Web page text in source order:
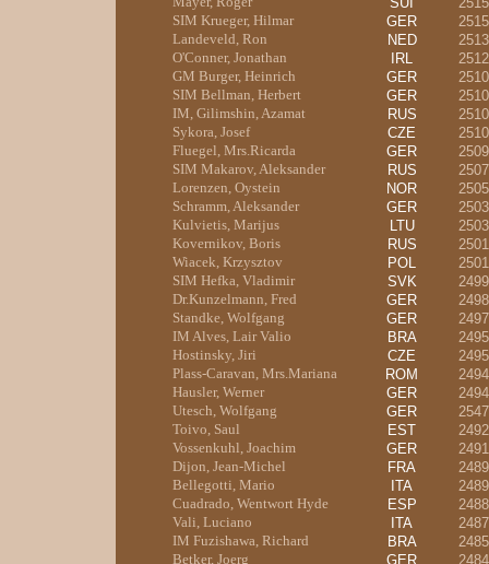
SIM Krueger, Hilmar
GER
2515
Landeveld, Ron
NED
2513
O'Conner, Jonathan
IRL
2512
GM Burger, Heinrich
GER
2510
SIM Bellman, Herbert
GER
2510
IM, Gilimshin, Azamat
RUS
2510
Sykora, Josef
CZE
2510
Fluegel, Mrs.Ricarda
GER
2509
SIM Makarov, Aleksander
RUS
2507
Lorenzen, Oystein
NOR
2505
Schramm, Aleksander
GER
2503
Kulvietis, Marijus
LTU
2503
Kovernikov, Boris
RUS
2501
Wiacek, Krzysztov
POL
2501
SIM Hefka, Vladimir
SVK
2499
Dr.Kunzelmann, Fred
GER
2498
Standke, Wolfgang
GER
2497
IM Alves, Lair Valio
BRA
2495
Hostinsky, Jiri
CZE
2495
Plass-Caravan, Mrs.Mariana
ROM
2494
Hausler, Werner
GER
2494
Utesch, Wolfgang
GER
2547
Toivo, Saul
EST
2492
Vossenkuhl, Joachim
GER
2491
Dijon, Jean-Michel
FRA
2489
Bellegotti, Mario
ITA
2489
Cuadrado, Wentwort Hyde
ESP
2488
Vali, Luciano
ITA
2487
IM Fuzishawa, Richard
BRA
2485
Betker, Joerg
GER 2484